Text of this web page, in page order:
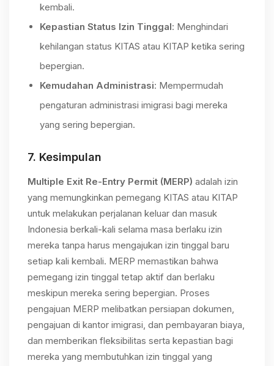
kembali.
Kepastian Status Izin Tinggal: Menghindari
kehilangan status KITAS atau KITAP ketika sering
bepergian.
Kemudahan Administrasi: Mempermudah
pengaturan administrasi imigrasi bagi mereka
yang sering bepergian.
7. Kesimpulan
Multiple Exit Re-Entry Permit (MERP) adalah izin
yang memungkinkan pemegang KITAS atau KITAP
untuk melakukan perjalanan keluar dan masuk
Indonesia berkali-kali selama masa berlaku izin
mereka tanpa harus mengajukan izin tinggal baru
setiap kali kembali. MERP memastikan bahwa
pemegang izin tinggal tetap aktif dan berlaku
meskipun mereka sering bepergian. Proses
pengajuan MERP melibatkan persiapan dokumen,
pengajuan di kantor imigrasi, dan pembayaran biaya,
dan memberikan fleksibilitas serta kepastian bagi
mereka yang membutuhkan izin tinggal yang